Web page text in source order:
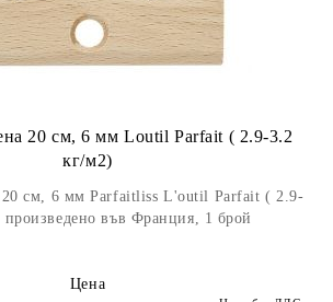
20 см, 6 мм Loutil Parfait ( 2.9-3.2
кг/м2)
20 см, 6 мм Parfaitliss L'outil Parfait ( 2.9-
във Франция, 1 брой
Цена